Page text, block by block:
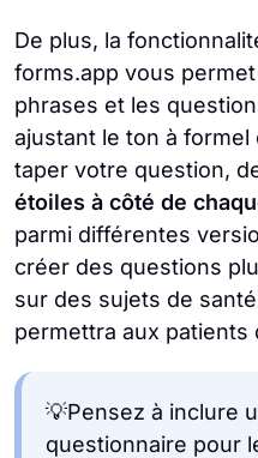
De plus, la
forms.app vous
phrases et les
ajustant le ton à
taper votre question,
étoiles à côté de
parmi différentes
créer des questions
sur des sujets de
permettra aux patients
💡Pensez à inclure
questionnaire pour